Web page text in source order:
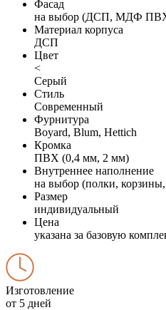
Фасад
на выбор (ДСП, МДФ
Материал корпуса
ДСП
Цвет
<
Серый
Стиль
Современный
Фурнитура
Boyard, Blum, Hettich
Кромка
ПВХ (0,4 мм, 2 мм)
Внутреннее наполнение
на выбор (полки,
Размер
индивидуальный
Цена
указана за базовую
Изготовление
от 5 дней